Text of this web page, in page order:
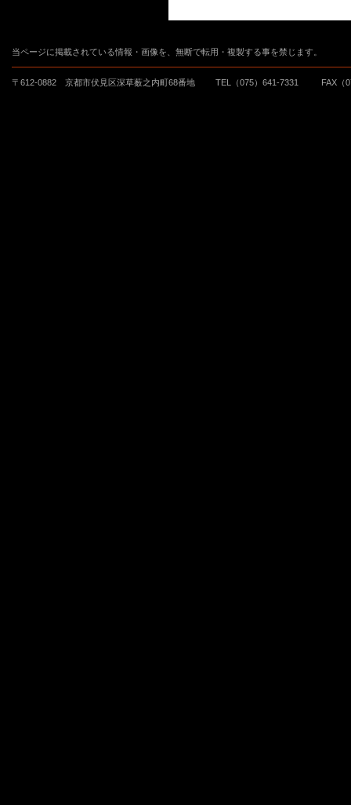
当ページに掲載されている情報・画像を、無断で転用・複製する事を禁じます。
〒612-0882 京都市伏見区深草薮之内町68番地 TEL（075）641-7331 FAX（